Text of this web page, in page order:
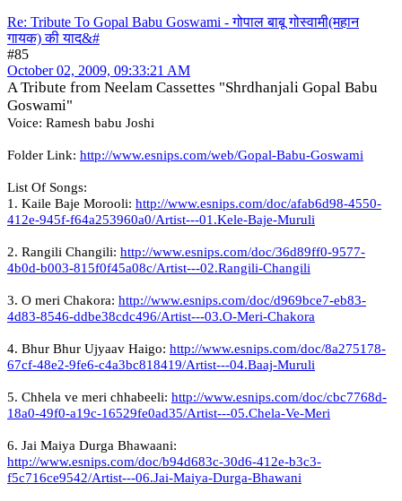
Re: Tribute To Gopal Babu Goswami - गोपाल बाबू गोस्वामी(महान
गायक) की याद&#
#85
October 02, 2009, 09:33:21 AM
A Tribute from Neelam Cassettes "Shrdhanjali Gopal Babu
Goswami"
Voice: Ramesh babu Joshi
Folder Link: http://www.esnips.com/web/Gopal-Babu-Goswami
List Of Songs:
1. Kaile Baje Morooli: http://www.esnips.com/doc/afab6d98-4550-
412e-945f-f64a253960a0/Artist---01.Kele-Baje-Muruli
2. Rangili Changili: http://www.esnips.com/doc/36d89ff0-9577-
4b0d-b003-815f0f45a08c/Artist---02.Rangili-Changili
3. O meri Chakora: http://www.esnips.com/doc/d969bce7-eb83-
4d83-8546-ddbe38cdc496/Artist---03.O-Meri-Chakora
4. Bhur Bhur Ujyaav Haigo: http://www.esnips.com/doc/8a275178-
67cf-48e2-9fe6-c4a3bc818419/Artist---04.Baaj-Muruli
5. Chhela ve meri chhabeeli: http://www.esnips.com/doc/cbc7768d-
18a0-49f0-a19c-16529fe0ad35/Artist---05.Chela-Ve-Meri
6. Jai Maiya Durga Bhawaani:
http://www.esnips.com/doc/b94d683c-30d6-412e-b3c3-
f5c716ce9542/Artist---06.Jai-Maiya-Durga-Bhawani